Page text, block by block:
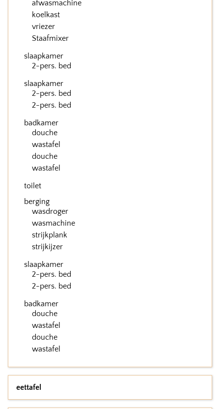
afwasmachine
koelkast
vriezer
Staafmixer
slaapkamer
2-pers. bed
slaapkamer
2-pers. bed
2-pers. bed
badkamer
douche
wastafel
douche
wastafel
toilet
berging
wasdroger
wasmachine
strijkplank
strijkijzer
slaapkamer
2-pers. bed
2-pers. bed
badkamer
douche
wastafel
douche
wastafel
eettafel